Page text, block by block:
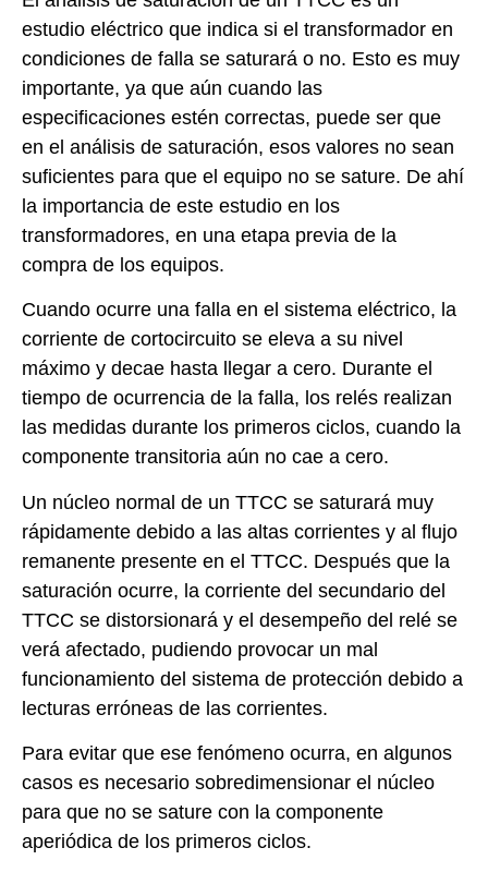
estudio eléctrico que indica si el transformador en
condiciones de falla se saturará o no. Esto es muy
importante, ya que aún cuando las
especificaciones estén correctas, puede ser que
en el análisis de saturación, esos valores no sean
suficientes para que el equipo no se sature. De ahí
la importancia de este estudio en los
transformadores, en una etapa previa de la
compra de los equipos.
Cuando ocurre una falla en el sistema eléctrico, la
corriente de cortocircuito se eleva a su nivel
máximo y decae hasta llegar a cero. Durante el
tiempo de ocurrencia de la falla, los relés realizan
las medidas durante los primeros ciclos, cuando la
componente transitoria aún no cae a cero.
Un núcleo normal de un TTCC se saturará muy
rápidamente debido a las altas corrientes y al flujo
remanente presente en el TTCC. Después que la
saturación ocurre, la corriente del secundario del
TTCC se distorsionará y el desempeño del relé se
verá afectado, pudiendo provocar un mal
funcionamiento del sistema de protección debido a
lecturas erróneas de las corrientes.
Para evitar que ese fenómeno ocurra, en algunos
casos es necesario sobredimensionar el núcleo
para que no se sature con la componente
aperiódica de los primeros ciclos.